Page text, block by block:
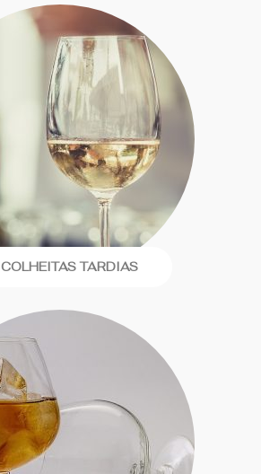
COLHEITAS TARDIAS